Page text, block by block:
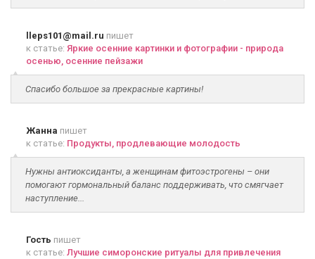
lleps101@mail.ru пишет
к статье: Яркие осенние картинки и фотографии - природа
осенью, осенние пейзажи
Спасибо большое за прекрасные картины!
Жанна пишет
к статье: Продукты, продлевающие молодость
Нужны антиоксиданты, а женщинам фитоэстрогены – они
помогают гормональный баланс поддерживать, что смягчает
наступление...
Гость пишет
к статье: Лучшие симоронские ритуалы для привлечения